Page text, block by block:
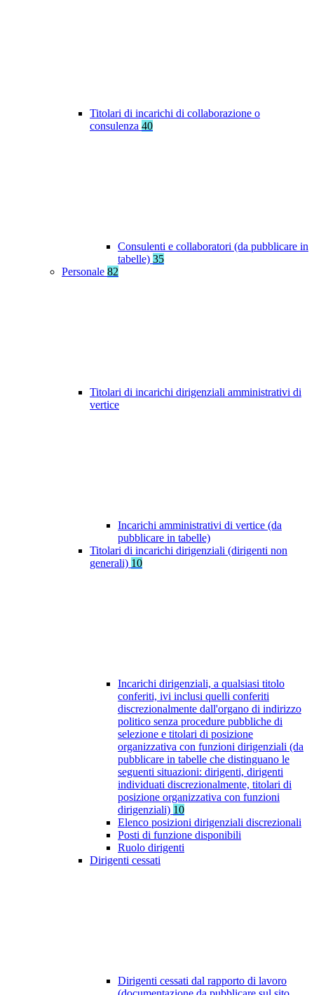
Titolari di incarichi di collaborazione o
consulenza 40
Consulenti e collaboratori (da pubblicare in
tabelle) 35
Personale 82
Titolari di incarichi dirigenziali amministrativi di
vertice
Incarichi amministrativi di vertice (da
pubblicare in tabelle)
Titolari di incarichi dirigenziali (dirigenti non
generali) 10
Incarichi dirigenziali, a qualsiasi titolo
conferiti, ivi inclusi quelli conferiti
discrezionalmente dall'organo di indirizzo
politico senza procedure pubbliche di
selezione e titolari di posizione
organizzativa con funzioni dirigenziali (da
pubblicare in tabelle che distinguano le
seguenti situazioni: dirigenti, dirigenti
individuati discrezionalmente, titolari di
posizione organizzativa con funzioni
dirigenziali) 10
Elenco posizioni dirigenziali discrezionali
Posti di funzione disponibili
Ruolo dirigenti
Dirigenti cessati
Dirigenti cessati dal rapporto di lavoro